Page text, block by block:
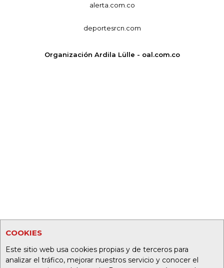
COOKIES
Este sitio web usa cookies propias y de terceros para
analizar el tráfico, mejorar nuestros servicio y conocer el
alerta.com.co
deportesrcn.com
Organización Ardila Lülle - oal.com.co